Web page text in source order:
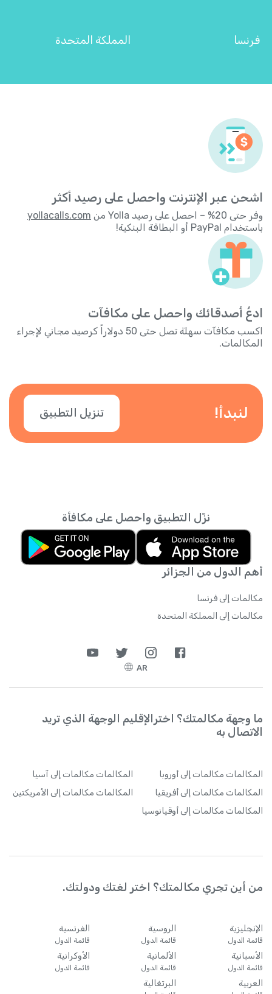
فرنسا المملكة المتحدة
اشحن عبر الإنترنت واحصل على رصيد أكثر
وفر حتى 20% – احصل على رصيد Yolla من
yollacalls.com
باستخدام PayPal أو البطاقة البنكية!
ادعُ أصدقائك واحصل على مكافآت
اكسب مكافآت سهلة تصل حتى 50 دولاراً كرصيد مجاني لإجراء
المكالمات.
لنبدأ! تنزيل التطبيق
أهم الدول من الجزائر
مكالمات إلى فرنسا
مكالمات إلى المملكة المتحدة
نزّل التطبيق واحصل على مكافأة
AR
ما وجهة مكالمتك؟ اخترالإقليم الوجهة الذي تريد
الاتصال به
المكالمات مكالمات إلى أوروبا المكالمات مكالمات إلى آسيا
المكالمات مكالمات إلى أفريقيا المكالمات مكالمات إلى الأمريكتين
المكالمات مكالمات إلى أوقيانوسيا
من أين تجري مكالمتك؟ اختر لغتك ودولتك.
الإنجليزية
قائمة الدول
الروسية
قائمة الدول
الفرنسية
قائمة الدول
الأسبانية
قائمة الدول
الألمانية
قائمة الدول
الأوكرانية
قائمة الدول
العربية البرتغالية